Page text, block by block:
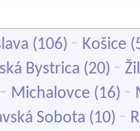
(106) - Košice
Bystrica (20) -
- Michalovce (16) -
Sobota (10) -